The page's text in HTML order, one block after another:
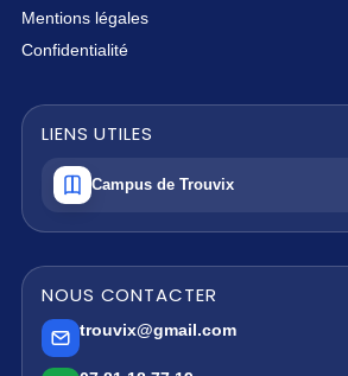
Mentions légales
Confidentialité
LIENS UTILES
Campus de Trouvix
NOUS CONTACTER
trouvix@gmail.com